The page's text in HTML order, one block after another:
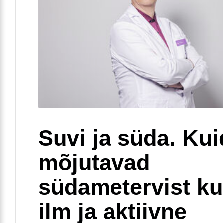
Suvi ja süda.
mõjutavad
südametervist
ilm ja aktiivne